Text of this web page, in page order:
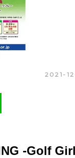
2021-
-Golf